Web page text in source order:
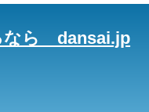
なら dansai.jp